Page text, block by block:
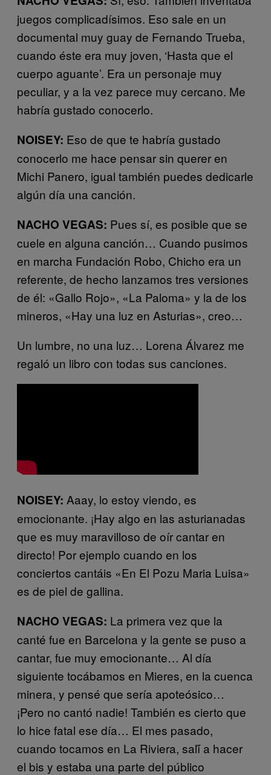
juegos complicadísimos. Eso sale en un
documental muy guay de Fernando Trueba,
cuando éste era muy joven, ‘Hasta que el
cuerpo aguante’. Era un personaje muy
peculiar, y a la vez parece muy cercano. Me
habría gustado conocerlo.
NOISEY: Eso de que te habría gustado
conocerlo me hace pensar sin querer en
Michi Panero, igual también puedes dedicarle
algún día una canción.
NACHO VEGAS: Pues sí, es posible que se
cuele en alguna canción… Cuando pusimos
en marcha Fundación Robo, Chicho era un
referente, de hecho lanzamos tres versiones
de él: «Gallo Rojo», «La Paloma» y la de los
mineros, «Hay una luz en Asturias», creo…
Un lumbre, no una luz… Lorena Álvarez me
regaló un libro con todas sus canciones.
NOISEY: Aaay, lo estoy viendo, es
emocionante. ¡Hay algo en las asturianadas
que es muy maravilloso de oír cantar en
directo! Por ejemplo cuando en los
conciertos cantáis «En El Pozu Maria Luisa»
es de piel de gallina.
NACHO VEGAS: La primera vez que la
canté fue en Barcelona y la gente se puso a
cantar, fue muy emocionante… Al día
siguiente tocábamos en Mieres, en la cuenca
minera, y pensé que sería apoteósico…
¡Pero no cantó nadie! También es cierto que
lo hice fatal ese día… El mes pasado,
cuando tocamos en La Riviera, salí́ a hacer
el bis y estaba una parte del público